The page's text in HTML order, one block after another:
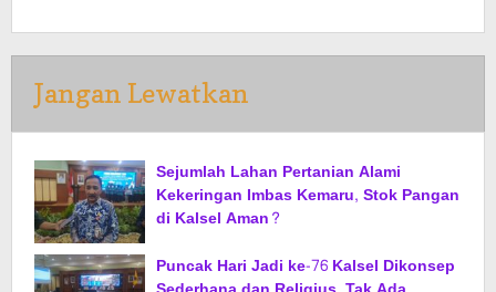
Jangan Lewatkan
Sejumlah Lahan Pertanian Alami
Kekeringan Imbas Kemaru, Stok Pangan
di Kalsel Aman?
Puncak Hari Jadi ke-76 Kalsel Dikonsep